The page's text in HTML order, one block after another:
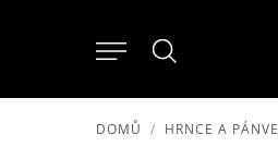
DOMŮ HRNCE A PÁNVE